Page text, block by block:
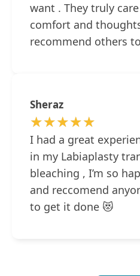
want . They truly
comfort and
recommend others
Sheraz
★★★★★
★★★★★
I had a great
in my Labiaplasty
bleaching , I’m so
and reccomend
to get it done 😻